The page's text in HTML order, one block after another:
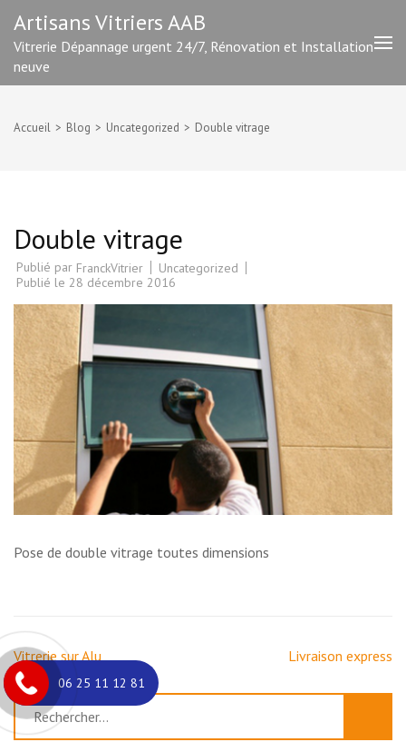
contenu
(Pressez
Entrée)
Artisans Vitriers AAB
Vitrerie Dépannage urgent 24/7, Rénovation et Installation
neuve
Accueil > Blog > Uncategorized > Double vitrage
Double vitrage
Publié par FranckVitrier
Uncategorized
Publié le 28 décembre 2016
Pose de double vitrage toutes dimensions
Navigation
de
l’article
Vitrerie sur Alu Livraison express
Rechercher :
06 25 11 12 81